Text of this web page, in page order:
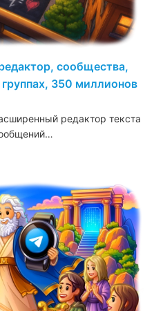
сообщества,
350 миллионов
редактор текста